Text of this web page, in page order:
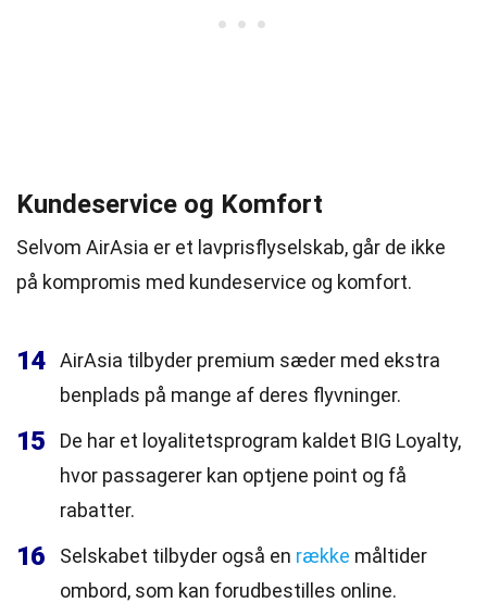
Kundeservice og Komfort
Selvom AirAsia er et lavprisflyselskab, går de ikke
på kompromis med kundeservice og komfort.
14
AirAsia tilbyder premium sæder med ekstra
benplads på mange af deres flyvninger.
15
De har et loyalitetsprogram kaldet BIG Loyalty,
hvor passagerer kan optjene point og få
rabatter.
16 Selskabet tilbyder også en række måltider
ombord, som kan forudbestilles online.